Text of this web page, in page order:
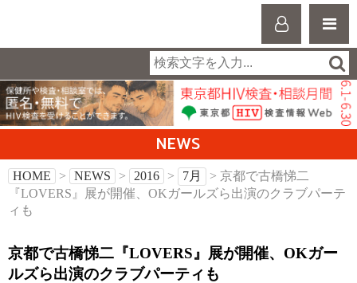
NEWS
HOME > NEWS > 2016 > 7月
> 京都で古橋悌二
『LOVERS』展が開催、OKガールズら出演のクラブパーテ
ィも
京都で古橋悌二『LOVERS』展が開催、OKガー
ルズら出演のクラブパーティも